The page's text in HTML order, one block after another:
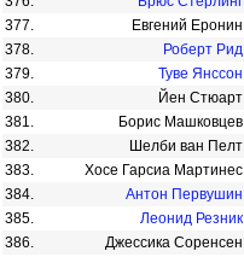
377.
Евгений Еронин
378.
Роберт Рид
379.
Туве Янссон
380.
Йен Стюарт
381.
Борис Машковцев
382.
Шелби ван Пелт
383.
Хосе Гарсиа Мартинес
384.
Антон Первушин
385.
Леонид Резник
386.
Джессика Соренсен